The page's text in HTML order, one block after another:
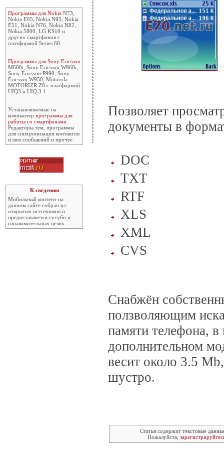
Программы для Nokia N73,
Nokia E65, Nokia N95, Nokia
E51, Nokia N76, Nokia N82,
Nokia 5800, LG KS10 и
других смартфонов с
платформой Series 60.
Программы для Sony Ericsson
M600i, Sony Ericsson W960i,
Sony Ericsson P990, Sony
Ericsson W950, Motorola
MOTORIZR Z8 с платформой
UIQ3 и UIQ 3.1
Устанавливаемые на
компьютер программы для
работы со смартфонами
Редакторы тем, программы
для синхронизации контактов
и sms сообщений и прочее.
К сведению
Мобильный контент на
данном сайте собран из
открытых источников и
предоставляется сугубо в
ознакомительных целях.
Позволяет
документы в
DOC
TXT
RTF
XLS
XML
CVS
Снабжён
ползволяющим
памяти телефона,
дополнительном
весит около 3.5
шустро.
Статья содержит текстовые
Пожалуйста,